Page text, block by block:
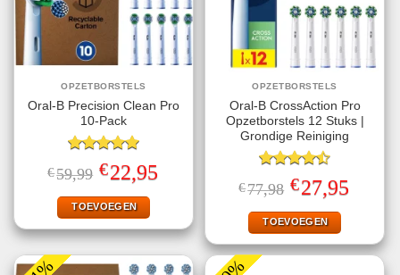
OPZETBORSTELS
Oral-B Precision Clean Pro
10-Pack
Gewaardeerd
5.00uit 5
€59,99 Oorspronkelijke
prijs
was:
€59,99.
€22,95prijs
TOEVOEGEN
OPZETBORSTELS
Oral-B CrossAction Pro
Opzetborstels 12 Stuks |
Grondige Reiniging
Gewaardeerd
4.50uit 5
€77,98 Oorspronkelijke
prijs
was:
€77,98.
€27,95prijs
TOEVOEGEN